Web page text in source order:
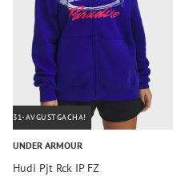
31-AVGUSTGACHA!
UNDER ARMOUR
Hudi Pjt Rck IP FZ